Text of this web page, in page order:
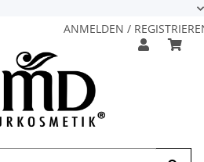
ANMELDEN /